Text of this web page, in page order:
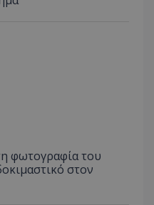
φωτογραφία του
στον